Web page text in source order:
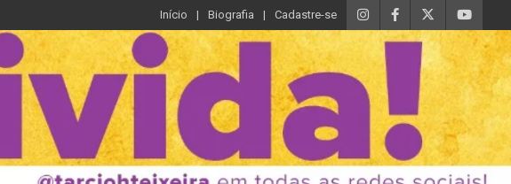
Início Biografia Cadastre-se